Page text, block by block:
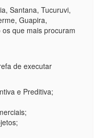
Santana, Tucuruvi,
Guapira,
que mais procuram
de executar
e Preditiva;